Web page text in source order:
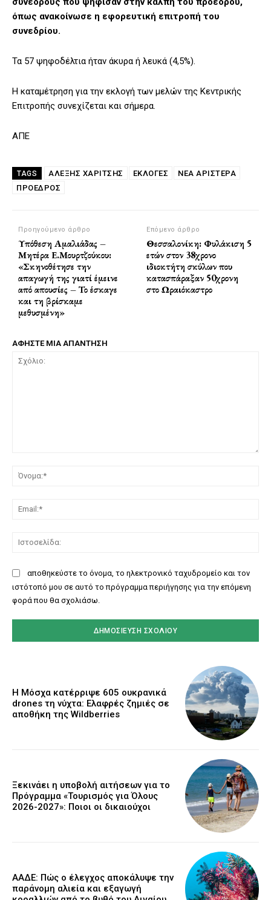
όπως ανακοίνωσε η εφορευτική επιτροπή του
συνεδρίου.
Τα 57 ψηφοδέλτια ήταν άκυρα ή λευκά (4,5%).
Η καταμέτρηση για την εκλογή των μελών της Κεντρικής
Επιτροπής συνεχίζεται και σήμερα.
ΑΠΕ
TAGS ΑΛΈΞΗΣ ΧΑΡΊΤΣΗΣ ΕΚΛΟΓΕΣ
ΝΈΑ ΑΡΙΣΤΕΡΆ
ΠΡΌΕΔΡΟΣ
Προηγούμενο άρθρο
Υπόθεση Αμαλιάδας –
Μητέρα Ε.Μουρτζούκου:
«Σκηνοθέτησε την
απαγωγή της γιατί έμεινε
από απουσίες – Το έσκαγε
και τη βρίσκαμε
μεθυσμένη»
Επόμενο άρθρο
Θεσσαλονίκη: Φυλάκιση 5
ετών στον 38χρονο
ιδιοκτήτη σκύλων που
κατασπάραξαν 50χρονη
στο Ωραιόκαστρο
ΑΦΗΣΤΕ ΜΙΑ ΑΠΑΝΤΗΣΗ
αποθηκεύστε το όνομα, το ηλεκτρονικό ταχυδρομείο και τον
ιστότοπό μου σε αυτό το πρόγραμμα περιήγησης για την επόμενη
φορά που θα σχολιάσω.
Η Μόσχα κατέρριψε 605 ουκρανικά
drones τη νύχτα: Ελαφρές ζημιές σε
αποθήκη της Wildberries
Ξεκινάει η υποβολή αιτήσεων για το
Πρόγραμμα «Τουρισμός για Όλους
2026-2027»: Ποιοι οι δικαιούχοι
ΑΑΔΕ: Πώς ο έλεγχος αποκάλυψε την
παράνομη αλιεία και εξαγωγή